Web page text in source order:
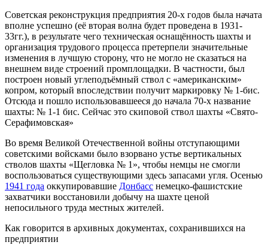
Советская реконструкция предприятия 20-х годов была начата
вполне успешно (её вторая волна будет проведена в 1931-
33гг.), в результате чего техническая оснащённость шахты и
организация трудового процесса претерпели значительные
изменения в лучшую сторону, что не могло не сказаться на
внешнем виде строений промплощадки. В частности, был
построен новый углеподъёмный ствол с «американским»
копром, который впоследствии получит маркировку № 1-бис.
Отсюда и пошло использовавшееся до начала 70-х название
шахты: № 1-1 бис. Сейчас это скиповой ствол шахты «Свято-
Серафимовская»
Во время Великой Отечественной войны отступающими
советскими войсками было взорвано устье вертикальных
стволов шахты «Щегловка № 1», чтобы немцы не смогли
воспользоваться существующими здесь запасами угля. Осенью
1941 года оккупировавшие Донбасс немецко-фашистские
захватчики восстановили добычу на шахте ценой
непосильного труда местных жителей.
Как говорится в архивных документах, сохранившихся на
предприятии